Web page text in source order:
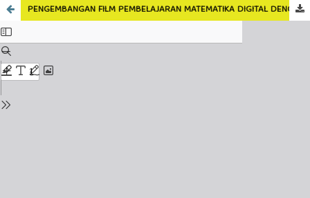
PENGEMBANGAN FILM PEMBELAJARAN MATEMATIKA DIGITAL DENGAN KONTEKS RUMAH ADAT KAJANG LAKO UNTUK MENINGKATKAN MINAT BELAJAR SISWA